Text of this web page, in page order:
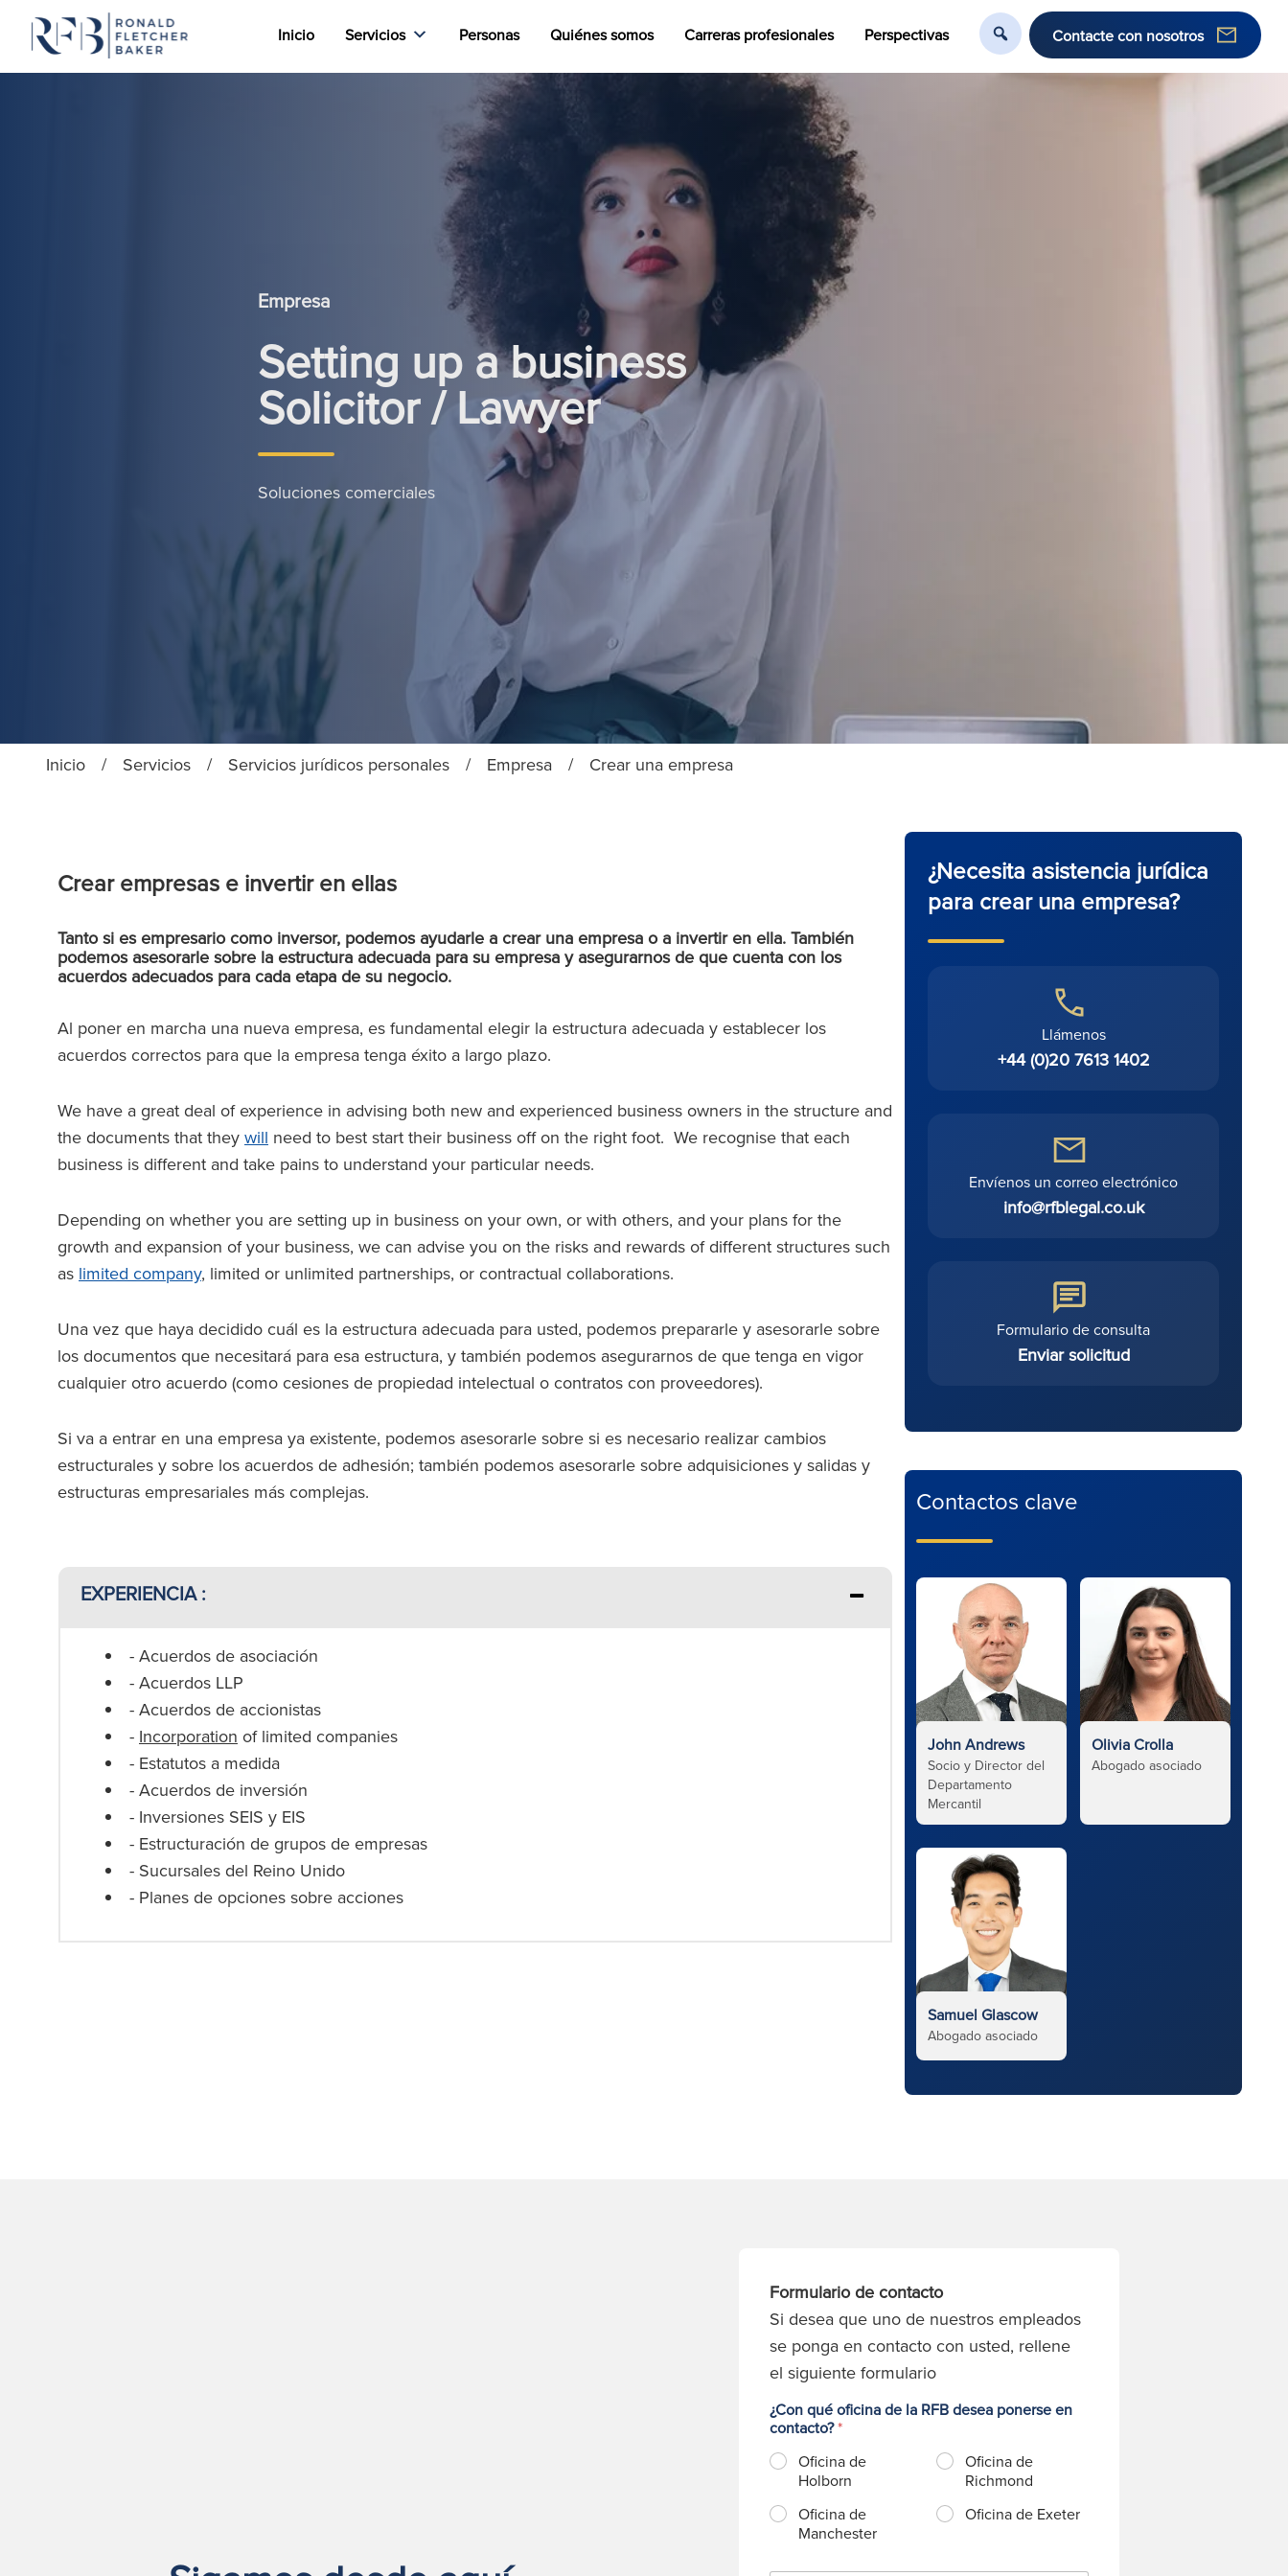
Inicio Servicios Personas Quiénes somos Carreras profesionales Perspectivas Contacte con nosotros
Empresa
Setting up a business
Solicitor / Lawyer
Soluciones comerciales
Inicio / Servicios / Servicios jurídicos personales / Empresa / Crear una empresa
Crear empresas e invertir en ellas
Tanto si es empresario como inversor, podemos ayudarle a crear una empresa o a invertir en ella. También
podemos asesorarle sobre la estructura adecuada para su empresa y asegurarnos de que cuenta con los
acuerdos adecuados para cada etapa de su negocio.
Al poner en marcha una nueva empresa, es fundamental elegir la estructura adecuada y establecer los
acuerdos correctos para que la empresa tenga éxito a largo plazo.
We have a great deal of experience in advising both new and experienced business owners in the structure and
the documents that they will need to best start their business off on the right foot. We recognise that each
business is different and take pains to understand your particular needs.
Depending on whether you are setting up in business on your own, or with others, and your plans for the
growth and expansion of your business, we can advise you on the risks and rewards of different structures such
as limited company, limited or unlimited partnerships, or contractual collaborations.
Una vez que haya decidido cuál es la estructura adecuada para usted, podemos prepararle y asesorarle sobre
los documentos que necesitará para esa estructura, y también podemos asegurarnos de que tenga en vigor
cualquier otro acuerdo (como cesiones de propiedad intelectual o contratos con proveedores).
Si va a entrar en una empresa ya existente, podemos asesorarle sobre si es necesario realizar cambios
estructurales y sobre los acuerdos de adhesión; también podemos asesorarle sobre adquisiciones y salidas y
estructuras empresariales más complejas.
EXPERIENCIA :
- Acuerdos de asociación
- Acuerdos LLP
- Acuerdos de accionistas
- Incorporation of limited companies
- Estatutos a medida
- Acuerdos de inversión
- Inversiones SEIS y EIS
- Estructuración de grupos de empresas
- Sucursales del Reino Unido
- Planes de opciones sobre acciones
¿Necesita asistencia jurídica
para crear una empresa?
Llámenos
+44 (0)20 7613 1402
Envíenos un correo electrónico
info@rfblegal.co.uk
Formulario de consulta
Enviar solicitud
Contactos clave
John Andrews
Socio y Director del
Departamento
Mercantil
Olivia Crolla
Abogado asociado
Samuel Glascow
Abogado asociado
Formulario de contacto
Si desea que uno de nuestros empleados
se ponga en contacto con usted, rellene
el siguiente formulario
¿Con qué oficina de la RFB desea ponerse en
contacto?*
Oficina de
Holborn
Oficina de
Richmond
Oficina de
Manchester
Oficina de Exeter